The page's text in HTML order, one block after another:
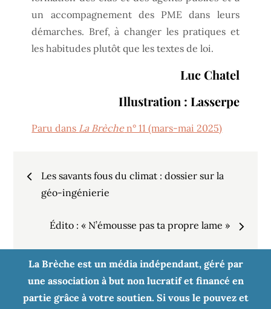
un accompagnement des PME dans leurs
démarches. Bref, à changer les pratiques et
les habitudes plutôt que les textes de loi.
Luc Chatel
Illustration : Lasserpe
Paru dans La Brèchen° 11 (mars-mai 2025)
Navigation
l’article
Les savants fous du climat : dossier sur la
géo-ingénierie
Édito : « N’émousse pas ta propre lame »
La Brèche est un média indépendant, géré par
une association à but non lucratif et financé en
partie grâce à votre soutien. Si vous le pouvez et